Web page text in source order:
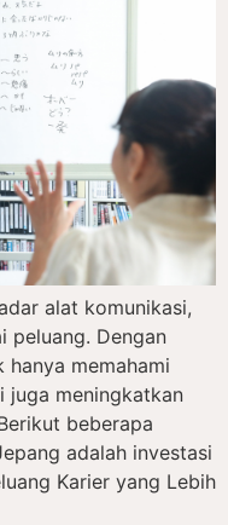
alat komunikasi,
peluang. Dengan
hanya memahami
juga meningkatkan
beberapa
adalah investasi
Karier yang Lebih